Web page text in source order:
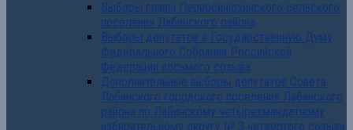
Выборы главы Первосинюхинского сельского
поселения Лабинского района
Выборы депутатов в Государственную Думу
Федерального Собрания Российской
Федерации восьмого созыва
Дополнительные выборы депутатов Совета
Лабинского городского поселения Лабинского
района по Лабинскому четырехмандатному
избирательному округу № 3 четвертого созыва